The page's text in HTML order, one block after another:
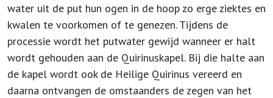
water uit de put hun ogen in de hoop zo erge ziektes en
kwalen te voorkomen of te genezen. Tijdens de
processie wordt het putwater gewijd wanneer er halt
wordt gehouden aan de Quirinuskapel. Bij die halte aan
de kapel wordt ook de Heilige Quirinus vereerd en
daarna ontvangen de omstaanders de zegen van het